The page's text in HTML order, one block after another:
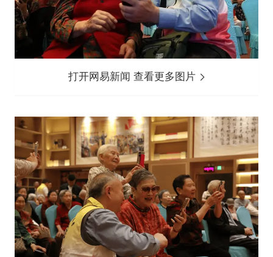
打开网易新闻 查看更多图片